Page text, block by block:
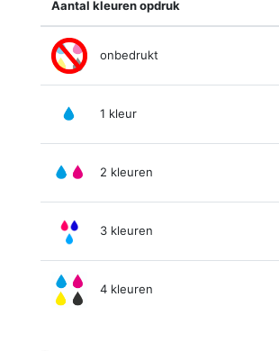
Aantal kleuren opdruk
onbedrukt
1 kleur
2 kleuren
3 kleuren
4 kleuren